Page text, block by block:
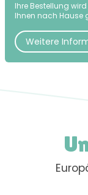
Ihre Bestellung
Ihnen nach Hause
Weitere